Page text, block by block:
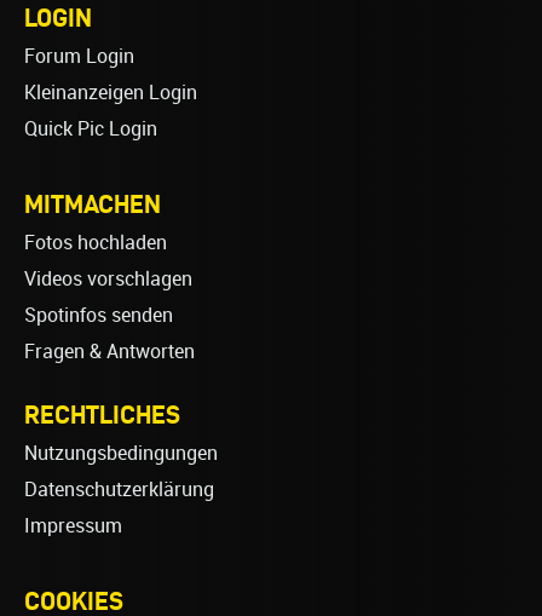
LOGIN
Forum Login
Kleinanzeigen Login
Quick Pic Login
MITMACHEN
Fotos hochladen
Videos vorschlagen
Spotinfos senden
Fragen & Antworten
RECHTLICHES
Nutzungsbedingungen
Datenschutzerklärung
Impressum
COOKIES